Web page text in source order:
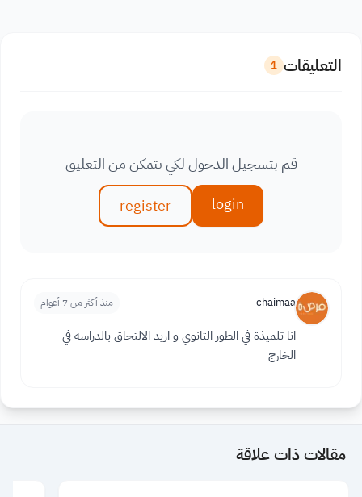
التعليقات 1
قم بتسجيل الدخول لكي تتمكن من التعليق
login
register
chaimaa منذ أكثر من 7 أعوام
انا تلميذة في الطور الثانوي و اريد الالتحاق بالدراسة في
الخارج
مقالات ذات علاقة